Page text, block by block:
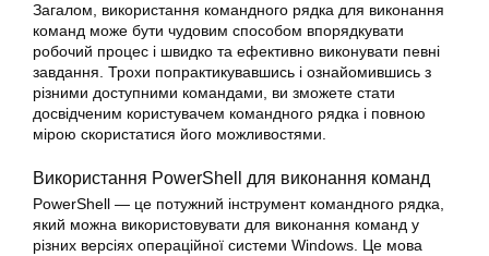
Загалом, використання командного рядка для виконання
команд може бути чудовим способом впорядкувати
робочий процес і швидко та ефективно виконувати певні
завдання. Трохи попрактикувавшись і ознайомившись з
різними доступними командами, ви зможете стати
досвідченим користувачем командного рядка і повною
мірою скористатися його можливостями.
Використання PowerShell для виконання команд
PowerShell — це потужний інструмент командного рядка,
який можна використовувати для виконання команд у
різних версіях операційної системи Windows. Це мова